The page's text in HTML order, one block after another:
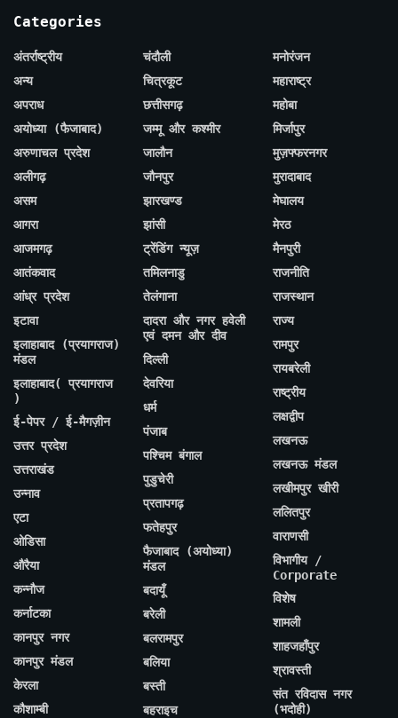
Categories
अंतर्राष्ट्रीय
अन्य
अपराध
अयोध्या (फैजाबाद)
अरुणाचल प्रदेश
अलीगढ़
असम
आगरा
आजमगढ़
आतंकवाद
आंध्र प्रदेश
इटावा
इलाहाबाद (प्रयागराज)
मंडल
इलाहाबाद( प्रयागराज
)
ई-पेपर / ई-मैगज़ीन
उत्तर प्रदेश
उत्तराखंड
उन्नाव
एटा
ओडिसा
औरैया
कन्नौज
कर्नाटका
कानपुर नगर
कानपुर मंडल
केरला
कौशाम्बी
चंदौली
चित्रकूट
छत्तीसगढ़
जम्मू और कश्मीर
जालौन
जौनपुर
झारखण्ड
झांसी
ट्रेंडिंग न्यूज़
तमिलनाडु
तेलंगाना
दादरा और नगर हवेली
एवं दमन और दीव
दिल्ली
देवरिया
धर्म
पंजाब
पश्चिम बंगाल
पुडुचेरी
प्रतापगढ़
फतेहपुर
फैजाबाद (अयोध्या)
मंडल
बदायूँ
बरेली
बलरामपुर
बलिया
बस्ती
बहराइच
मनोरंजन
महाराष्ट्र
महोबा
मिर्जापुर
मुज़फ्फरनगर
मुरादाबाद
मेघालय
मेरठ
मैनपुरी
राजनीति
राजस्थान
राज्य
रामपुर
रायबरेली
राष्ट्रीय
लक्षद्वीप
लखनऊ
लखनऊ मंडल
लखीमपुर खीरी
ललितपुर
वाराणसी
विभागीय /
Corporate
विशेष
शामली
शाहजहाँपुर
श्रावस्ती
संत रविदास नगर
(भदोही)